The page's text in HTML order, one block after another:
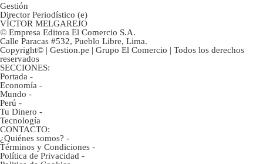
Gestión
Director Periodístico (e)
VÍCTOR MELGAREJO
© Empresa Editora El Comercio S.A.
Calle Paracas #532, Pueblo Libre, Lima.
Copyright© | Gestion.pe | Grupo El Comercio | Todos los derechos
reservados
SECCIONES:
Portada -
Economía -
Mundo -
Perú -
Tu Dinero -
Tecnología
CONTACTO:
¿Quiénes somos? -
Términos y Condiciones -
Política de Privacidad -